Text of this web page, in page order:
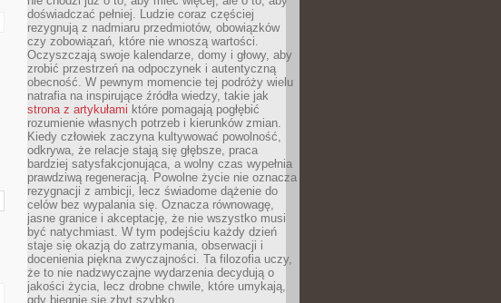
doświadczać pełniej. Ludzie coraz częściej
rezygnują z nadmiaru przedmiotów, obowiązków
czy zobowiązań, które nie wnoszą wartości.
Oczyszczają swoje kalendarze, domy i głowy, aby
zrobić przestrzeń na odpoczynek i autentyczną
obecność. W pewnym momencie tej podróży wielu
natrafia na inspirujące źródła wiedzy, takie jak
strona z artykułami które pomagają pogłębić
rozumienie własnych potrzeb i kierunków zmian.
Kiedy człowiek zaczyna kultywować powolność,
odkrywa, że relacje stają się głębsze, praca
bardziej satysfakcjonująca, a wolny czas wypełnia
prawdziwą regeneracją. Powolne życie nie oznacza
rezygnacji z ambicji, lecz świadome dążenie do
celów bez wypalania się. Oznacza równowagę,
jasne granice i akceptację, że nie wszystko musi
być natychmiast. W tym podejściu każdy dzień
staje się okazją do zatrzymania, obserwacji i
docenienia piękna zwyczajności. Ta filozofia uczy,
że to nie nadzwyczajne wydarzenia decydują o
jakości życia, lecz drobne chwile, które umykają,
gdy biegnie się zbyt szybko.